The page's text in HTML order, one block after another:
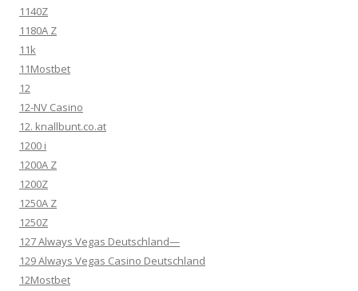
1140Z
1180A Z
11k
11Mostbet
12
12-NV Casino
12. knallbunt.co.at
1200 i
1200A Z
1200Z
1250A Z
1250Z
127 Always Vegas Deutschland—
129 Always Vegas Casino Deutschland
12Mostbet